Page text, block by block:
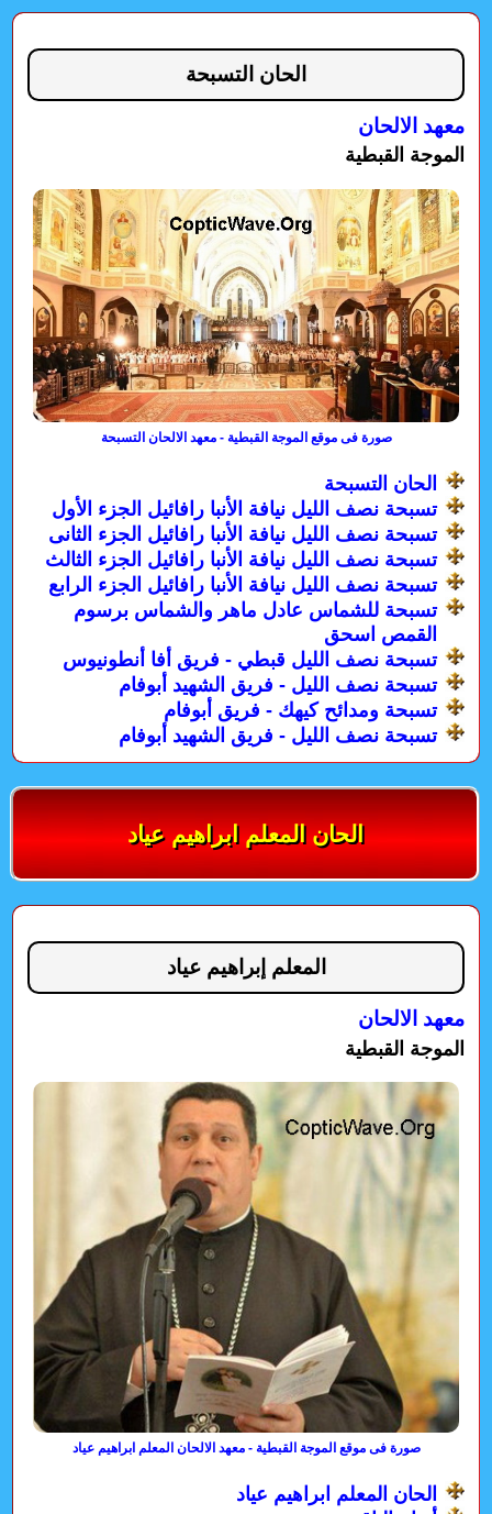
الحان التسبحة
معهد الالحان
الموجة القبطية
صورة فى موقع الموجة القبطية - معهد الالحان التسبحة
الحان التسبحة
تسبحة نصف الليل نيافة الأنبا رافائيل الجزء الأول
تسبحة نصف الليل نيافة الأنبا رافائيل الجزء الثانى
تسبحة نصف الليل نيافة الأنبا رافائيل الجزء الثالث
تسبحة نصف الليل نيافة الأنبا رافائيل الجزء الرابع
تسبحة للشماس عادل ماهر والشماس برسوم
القمص اسحق
تسبحة نصف الليل قبطي - فريق أفا أنطونيوس
تسبحة نصف الليل - فريق الشهيد أبوفام
تسبحة ومدائح كيهك - فريق أبوفام
تسبحة نصف الليل - فريق الشهيد أبوفام
الحان المعلم ابراهيم عياد
المعلم إبراهيم عياد
معهد الالحان
الموجة القبطية
صورة فى موقع الموجة القبطية - معهد الالحان المعلم ابراهيم عياد
الحان المعلم ابراهيم عياد